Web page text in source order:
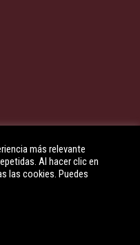
más relevante
Al hacer clic en
las cookies. Puedes